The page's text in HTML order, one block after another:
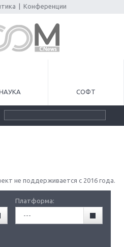
Конференции
СОФТ
не поддерживается с 2016 года.
Платформа:
---